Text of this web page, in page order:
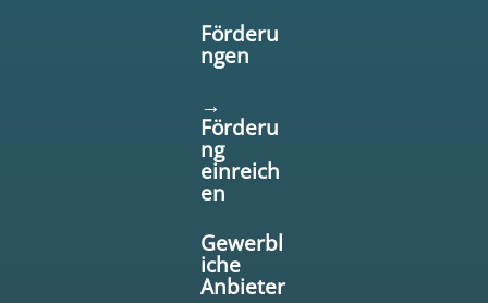
Förderu
ngen
→
Förderu
ng
einreich
en
Gewerbl
iche
Anbieter